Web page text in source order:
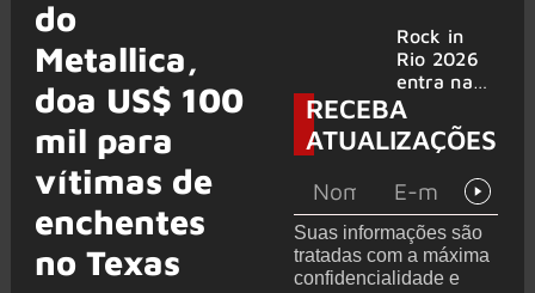
do
Metallica,
doa US$ 100
mil para
vítimas de
enchentes
no Texas
mais de 50
bandas
‘Unshatter’
e álbum ao
vivo são
anunciados
Rock in
Rio 2026
entra na
reta final
com
Cidade do
montagem
acelerada
e line-up
completo
confirmad
RECEBA
ATUALIZAÇÕES
Suas informações são
tratadas com a máxima
confidencialidade e